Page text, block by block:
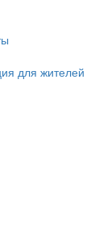
для жителей